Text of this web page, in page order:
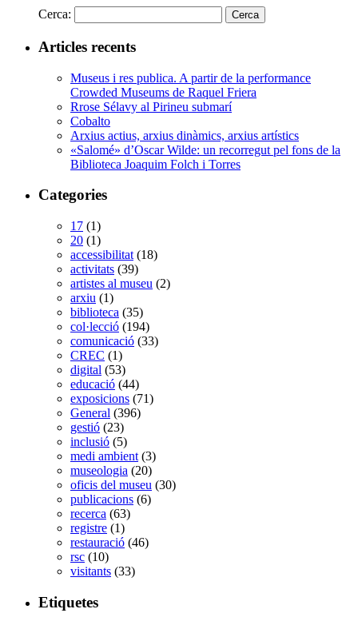
Cerca:
Articles recents
Museus i res publica. A partir de la performance
Crowded Museums de Raquel Friera
Rrose Sélavy al Pirineu submarí
Cobalto
Arxius actius, arxius dinàmics, arxius artístics
«Salomé» d’Oscar Wilde: un recorregut pel fons de la
Biblioteca Joaquim Folch i Torres
Categories
17 (1)
20 (1)
accessibilitat (18)
activitats (39)
artistes al museu (2)
arxiu (1)
biblioteca (35)
col·lecció (194)
comunicació (33)
CREC (1)
digital (53)
educació (44)
exposicions (71)
General (396)
gestió (23)
inclusió (5)
medi ambient (3)
museologia (20)
oficis del museu (30)
publicacions (6)
recerca (63)
registre (1)
restauració (46)
rsc (10)
visitants (33)
Etiquetes